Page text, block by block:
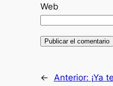
Web
← Anterior: ¡Ya